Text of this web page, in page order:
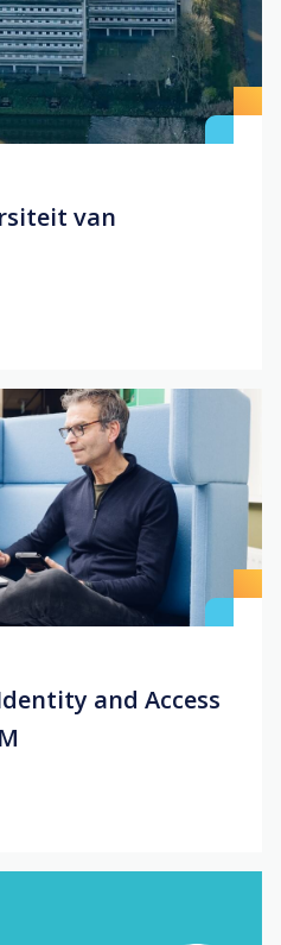
van
and Access